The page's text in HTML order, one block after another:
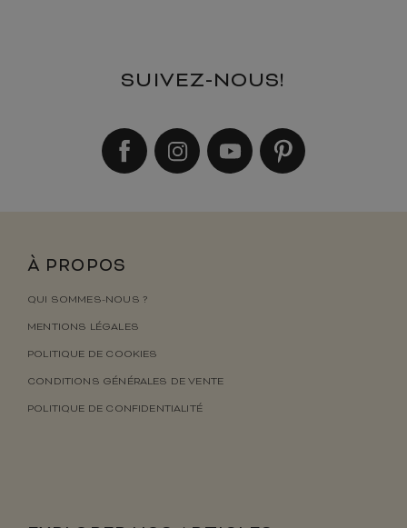
SUIVEZ-NOUS!
À PROPOS
QUI SOMMES-NOUS ?
MENTIONS LÉGALES
POLITIQUE DE COOKIES
CONDITIONS GÉNÉRALES DE VENTE
POLITIQUE DE CONFIDENTIALITÉ